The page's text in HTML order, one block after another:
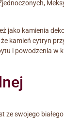
jako kamienia
kamień cytryn
i powodzenia w
ze swojego